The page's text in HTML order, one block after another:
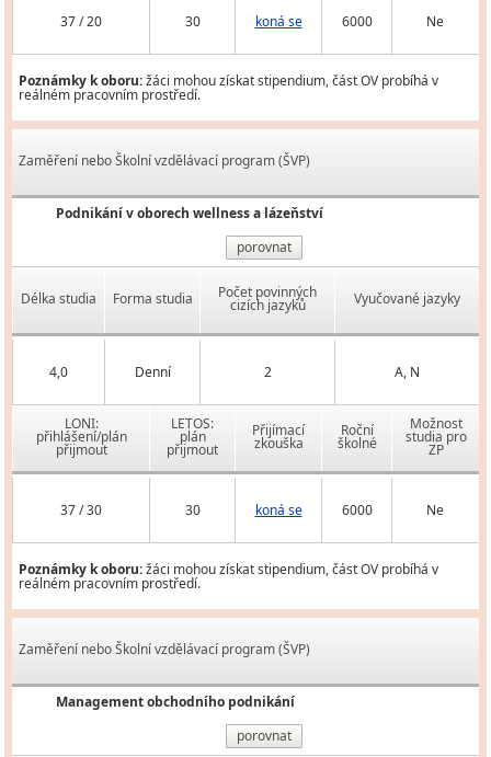
37 / 20 30 koná se 6000 Ne
Poznámky k oboru:žáci mohou získat stipendium, část OV probíhá v
reálném pracovním prostředí.
Zaměření nebo Školní vzdělávací program (ŠVP)
Podnikání v oborech wellness a lázeňství
porovnat
Délka studia Forma studia Počet povinných
cizích jazyků Vyučované jazyky
4,0 Denní 2 A, N
LONI:
přihlášení/plán
přijmout
LETOS:
plán
přijmout
Přijímací
zkouška
Roční
školné
Možnost
studia pro
ZP
37 / 30 30 koná se 6000 Ne
Poznámky k oboru:žáci mohou získat stipendium, část OV probíhá v
reálném pracovním prostředí.
Zaměření nebo Školní vzdělávací program (ŠVP)
Management obchodního podnikání
porovnat